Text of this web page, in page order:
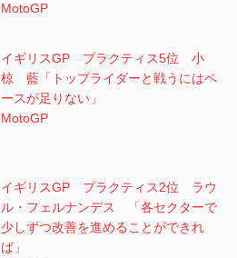
MotoGP
イギリスGP プラクティス5位 小
椋 藍「トップライダーと戦うにはペ
ースが足りない」
MotoGP
イギリスGP プラクティス2位 ラウ
ル・フェルナンデス 「各セクターで
少しずつ改善を進めることができれ
ば」